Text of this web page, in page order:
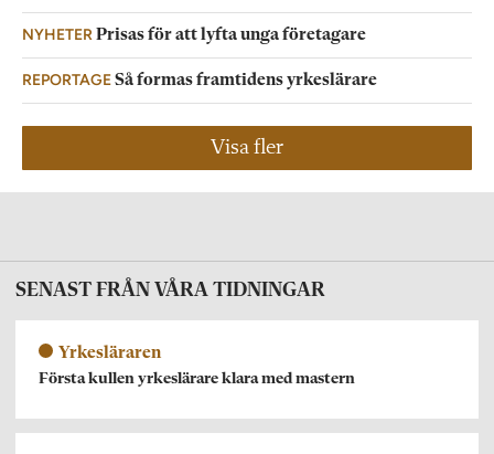
NYHETER Prisas för att lyfta unga företagare
REPORTAGESå formas framtidens yrkeslärare
Visa fler
SENAST FRÅN VÅRA TIDNINGAR
Yrkesläraren
Första kullen yrkeslärare klara med mastern